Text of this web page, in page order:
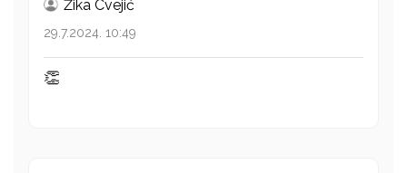
Žika Cvejić
29.7.2024. 10:49
👏